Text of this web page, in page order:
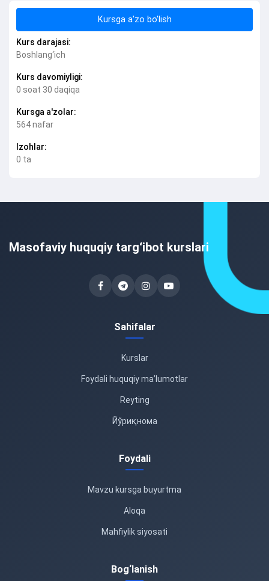
Kursga a'zo bo'lish
Kurs darajasi:
Boshlang‘ich
Kurs davomiyligi:
0 soat 30 daqiqa
Kursga a'zolar:
564 nafar
Izohlar:
0 ta
Masofaviy huquqiy targ‘ibot kurslari
Sahifalar
Kurslar
Foydali huquqiy ma’lumotlar
Reyting
Йўриқнома
Foydali
Mavzu kursga buyurtma
Aloqa
Mahfiylik siyosati
Bog‘lanish